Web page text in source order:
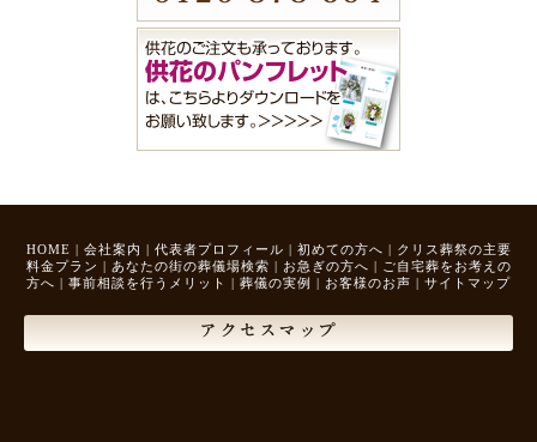
HOME | 会社案内 | 代表者プロフィール | 初めての方へ | クリス葬祭の主要
料金プラン | あなたの街の葬儀場検索 | お急ぎの方へ | ご自宅葬をお考えの
方へ | 事前相談を行うメリット | 葬儀の実例 | お客様のお声 | サイトマップ
アクセスマップ